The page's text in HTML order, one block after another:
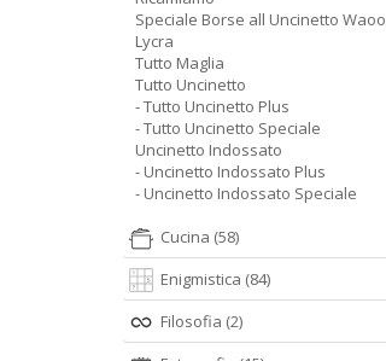
Speciale Borse all Uncinetto Waoo
Lycra
Tutto Maglia
Tutto Uncinetto
- Tutto Uncinetto Plus
- Tutto Uncinetto Speciale
Uncinetto Indossato
- Uncinetto Indossato Plus
- Uncinetto Indossato Speciale
Cucina (58)
Enigmistica (84)
Filosofia (2)